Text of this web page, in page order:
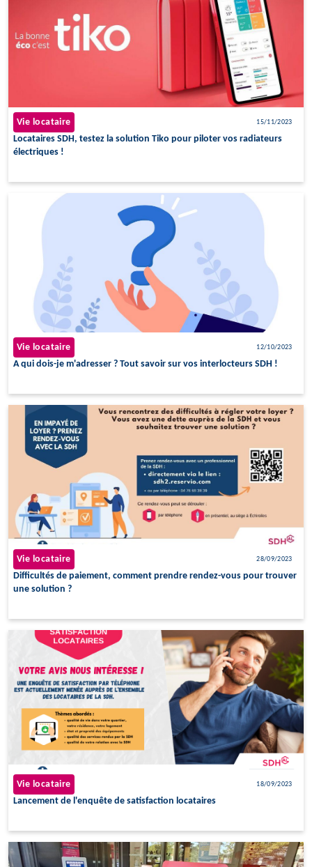
Vie locataire 15/11/2023
Locataires SDH, testez la solution Tiko pour piloter vos radiateurs
électriques !
Vie locataire 12/10/2023
A qui dois-je m'adresser ? Tout savoir sur vos interlocteurs SDH !
Vie locataire 28/09/2023
Difficultés de paiement, comment prendre rendez-vous pour trouver
une solution ?
Vie locataire 18/09/2023
Lancement de l'enquête de satisfaction locataires